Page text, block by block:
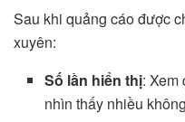
Sau khi quảng cáo được
xuyên:
Số lần hiển thị: Xem
nhìn thấy nhiều